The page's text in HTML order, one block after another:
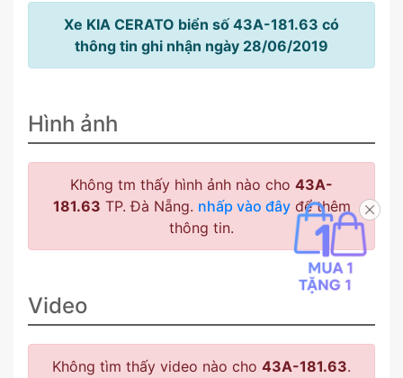
Xe KIA CERATO biển số 43A-181.63 có
thông tin ghi nhận ngày 28/06/2019
Hình ảnh
Không tm thấy hình ảnh nào cho 43A-
181.63 TP. Đà Nẵng. nhấp vào đâyđể thêm
thông tin.
Video
Không tìm thấy video nào cho 43A-181.63.